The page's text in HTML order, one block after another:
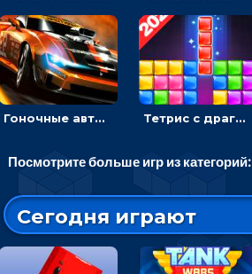
Гоночные авто в пазлах: разбей картинку и собери снова Тетрис с драгоценными камнями: расставляй блоки, чтобы получить линию - головоломка
Посмотрите больше игр из категорий:
Сегодня играют